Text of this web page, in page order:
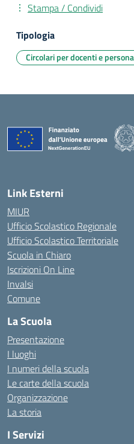
Stampa / Condividi
Tipologia
Circolari per docenti e
Link Esterni
MIUR
Ufficio Scolastico Regionale
Ufficio Scolastico Territoriale
Scuola in Chiaro
Iscrizioni On Line
Invalsi
Comune
La Scuola
Presentazione
I luoghi
I numeri della scuola
Le carte della scuola
Organizzazione
La storia
I Servizi